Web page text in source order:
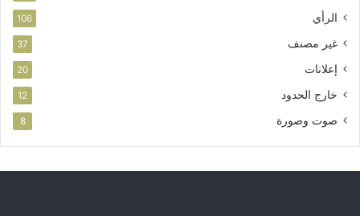
الرأي 106
غير مصنف 37
إعلانات 20
خارج الحدود 12
صوت وصورة 8